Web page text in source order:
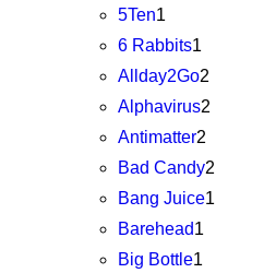
5Ten1
6 Rabbits1
Allday2Go2
Alphavirus2
Antimatter2
Bad Candy2
Bang Juice1
Barehead1
Big Bottle1